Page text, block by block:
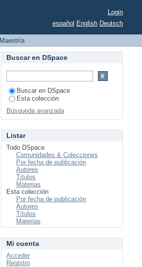
Login
español English Deutsch
Maestría
Buscar en DSpace
Buscar en DSpace
Esta colección
Búsqueda avanzada
Listar
Todo DSpace
Comunidades & Colecciones
Por fecha de publicación
Autores
Títulos
Materias
Esta colección
Por fecha de publicación
Autores
Títulos
Materias
Mi cuenta
Acceder
Registro